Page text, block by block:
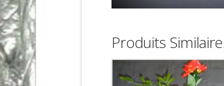
Produits